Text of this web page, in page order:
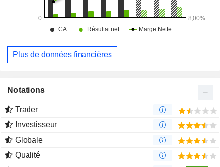
Plus de données financières
Notations
Trader
Investisseur
Globale
Qualité